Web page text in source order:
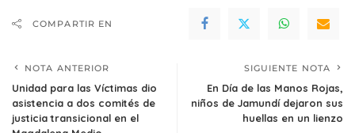
COMPARTIR EN
NOTA ANTERIOR
Unidad para las Víctimas dio
asistencia a dos comités de
justicia transicional en el
SIGUIENTE NOTA
En Día de las Manos Rojas,
niños de Jamundí dejaron sus
huellas en un lienzo